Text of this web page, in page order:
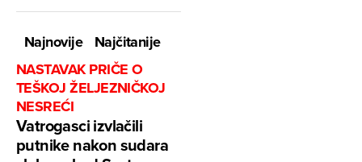
Najnovije
Najčitanije
NASTAVAK PRIČE O
TEŠKOJ ŽELJEZNIČKOJ
NESREĆI
Vatrogasci izvlačili
putnike nakon sudara